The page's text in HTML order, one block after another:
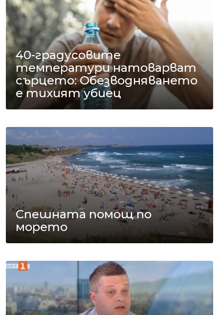
40-градусовите
температури натоварват
сърцето: Обезводняването
е тихият убиец
Спешната помощ по
морето